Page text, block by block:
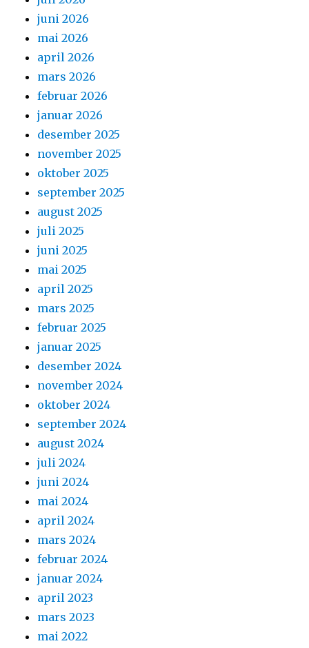
juni 2026
mai 2026
april 2026
mars 2026
februar 2026
januar 2026
desember 2025
november 2025
oktober 2025
september 2025
august 2025
juli 2025
juni 2025
mai 2025
april 2025
mars 2025
februar 2025
januar 2025
desember 2024
november 2024
oktober 2024
september 2024
august 2024
juli 2024
juni 2024
mai 2024
april 2024
mars 2024
februar 2024
januar 2024
april 2023
mars 2023
mai 2022